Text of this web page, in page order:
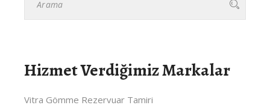
Hizmet Verdiğimiz Markalar
Vitra Gömme Rezervuar Tamiri